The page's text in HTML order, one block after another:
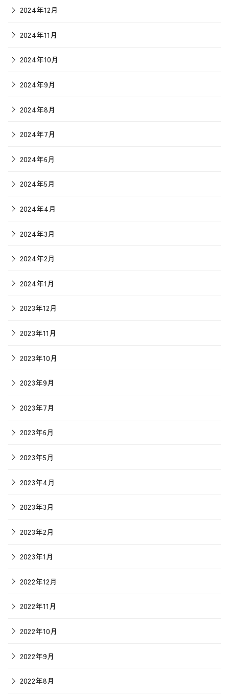
2024年12月
2024年11月
2024年10月
2024年9月
2024年8月
2024年7月
2024年6月
2024年5月
2024年4月
2024年3月
2024年2月
2024年1月
2023年12月
2023年11月
2023年10月
2023年9月
2023年7月
2023年6月
2023年5月
2023年4月
2023年3月
2023年2月
2023年1月
2022年12月
2022年11月
2022年10月
2022年9月
2022年8月